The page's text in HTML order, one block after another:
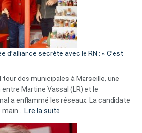
Algérie
d’alliance secrète avec le RN : « C’est
des municipales à Marseille, une
Martine Vassal (LR) et le
a enflammé les réseaux. La candidate
main… Lire la suite